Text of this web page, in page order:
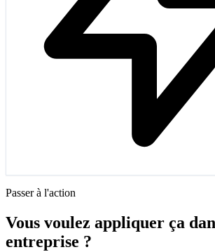
Passer à l'action
Vous voulez appliquer ça
entreprise ?